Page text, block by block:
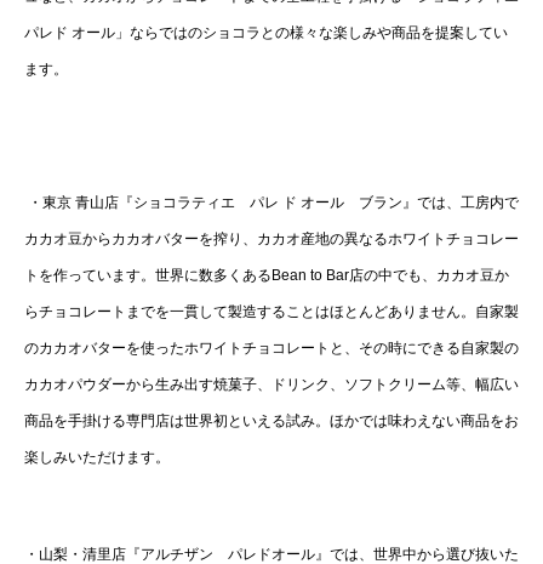
パレド オール」ならではのショコラとの様々な楽しみや商品を提案してい
ます。
・東京 青山店『ショコラティエ パレ ド オール ブラン』では、工房内で
カカオ豆からカカオバターを搾り、カカオ産地の異なるホワイトチョコレー
トを作っています。世界に数多くあるBean to Bar店の中でも、カカオ豆か
らチョコレートまでを一貫して製造することはほとんどありません。自家製
のカカオバターを使ったホワイトチョコレートと、その時にできる自家製の
カカオパウダーから生み出す焼菓子、ドリンク、ソフトクリーム等、幅広い
商品を手掛ける専門店は世界初といえる試み。ほかでは味わえない商品をお
楽しみいただけます。
・山梨・清里店『アルチザン パレドオール』では、世界中から選び抜いた